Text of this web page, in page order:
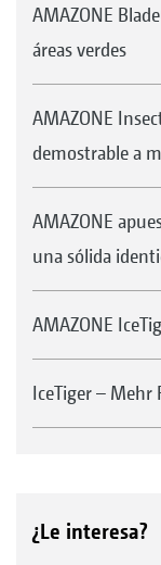
AMAZONE
áreas verdes
AMAZONE
demostrable a
AMAZONE
una sólida
AMAZONE
IceTiger –
¿Le interesa?